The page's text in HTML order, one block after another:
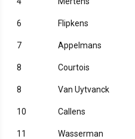
6 Flipkens
7 Appelmans
8 Courtois
8 Van Uytvanck
10 Callens
11 Wasserman